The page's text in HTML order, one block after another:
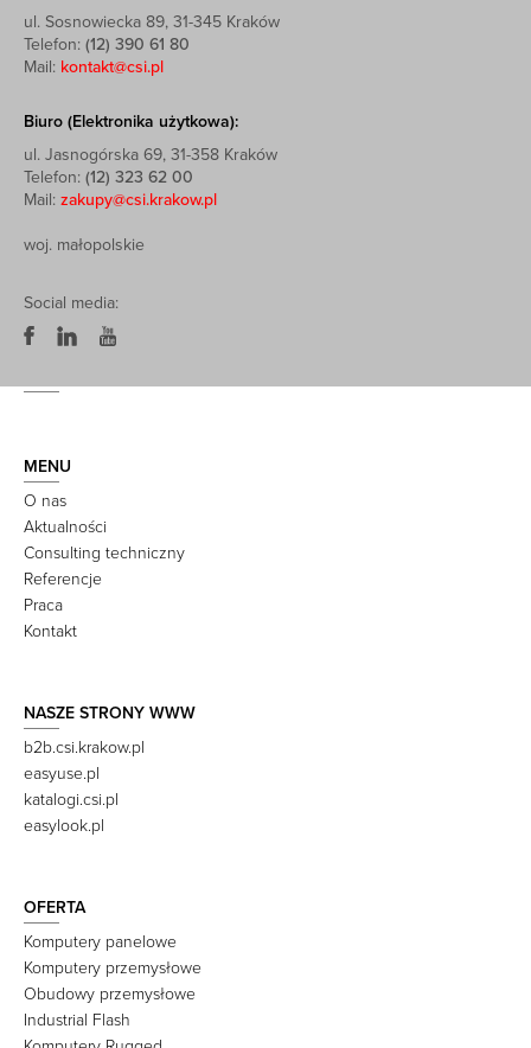
ul. Sosnowiecka 89, 31-345 Kraków
Telefon: (12) 390 61 80
Mail: kontakt@csi.pl
Biuro (Elektronika użytkowa):
ul. Jasnogórska 69, 31-358 Kraków
Telefon: (12) 323 62 00
Mail: zakupy@csi.krakow.pl
woj. małopolskie
Social media:
MENU
O nas
Aktualności
Consulting techniczny
Referencje
Praca
Kontakt
NASZE STRONY WWW
b2b.csi.krakow.pl
easyuse.pl
katalogi.csi.pl
easylook.pl
OFERTA
Komputery panelowe
Komputery przemysłowe
Obudowy przemysłowe
Industrial Flash